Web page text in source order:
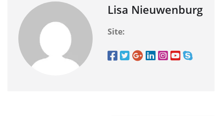
Lisa Nieuwenburg
Site: